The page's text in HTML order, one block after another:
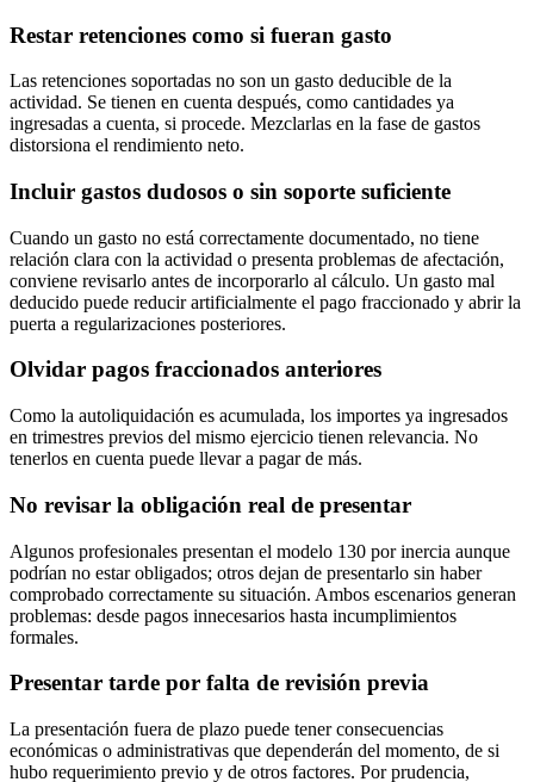
Restar retenciones como si fueran gasto
Las retenciones soportadas no son un gasto deducible de la
actividad. Se tienen en cuenta después, como cantidades ya
ingresadas a cuenta, si procede. Mezclarlas en la fase de gastos
distorsiona el rendimiento neto.
Incluir gastos dudosos o sin soporte suficiente
Cuando un gasto no está correctamente documentado, no tiene
relación clara con la actividad o presenta problemas de afectación,
conviene revisarlo antes de incorporarlo al cálculo. Un gasto mal
deducido puede reducir artificialmente el pago fraccionado y abrir la
puerta a regularizaciones posteriores.
Olvidar pagos fraccionados anteriores
Como la autoliquidación es acumulada, los importes ya ingresados
en trimestres previos del mismo ejercicio tienen relevancia. No
tenerlos en cuenta puede llevar a pagar de más.
No revisar la obligación real de presentar
Algunos profesionales presentan el modelo 130 por inercia aunque
podrían no estar obligados; otros dejan de presentarlo sin haber
comprobado correctamente su situación. Ambos escenarios generan
problemas: desde pagos innecesarios hasta incumplimientos
formales.
Presentar tarde por falta de revisión previa
La presentación fuera de plazo puede tener consecuencias
económicas o administrativas que dependerán del momento, de si
hubo requerimiento previo y de otros factores. Por prudencia,